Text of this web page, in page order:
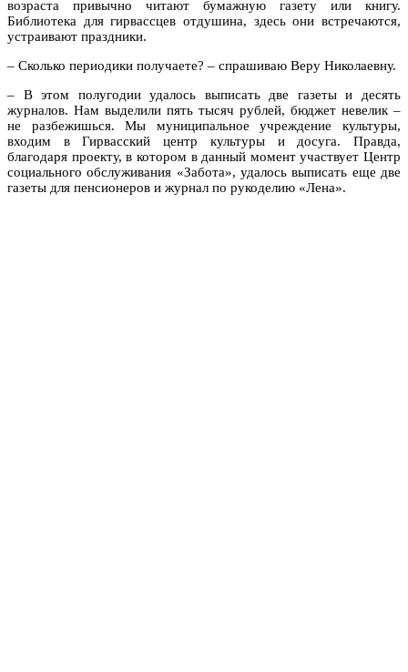
возраста привычно читают бумажную газету или книгу.
Библиотека для гирвассцев отдушина, здесь они встречаются,
устраивают праздники.
– Сколько периодики получаете? – спрашиваю Веру Николаевну.
– В этом полугодии удалось выписать две газеты и десять
журналов. Нам выделили пять тысяч рублей, бюджет невелик –
не разбежишься. Мы муниципальное учреждение культуры,
входим в Гирвасский центр культуры и досуга. Правда,
благодаря проекту, в котором в данный момент участвует Центр
социального обслуживания «Забота», удалось выписать еще две
газеты для пенсионеров и журнал по рукоделию «Лена».